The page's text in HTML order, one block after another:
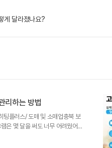
게 달라졌나요?
리하는 방법
팅플러스/ 도매 및 소매업충북 보
은 몇 달을 써도 너무 어려웠어요
매업 기업인데요. 별도의 경리